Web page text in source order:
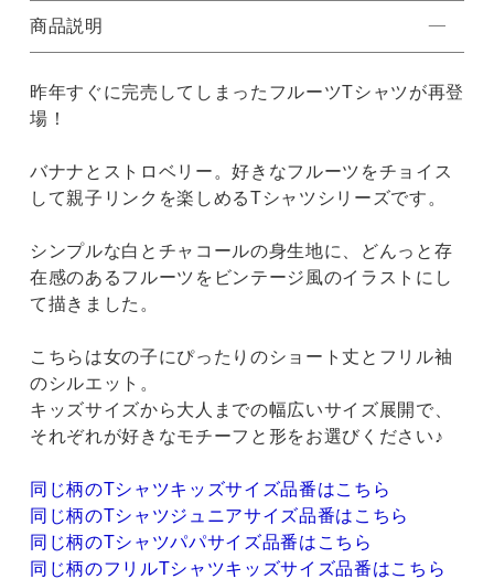
商品説明
昨年すぐに完売してしまったフルーツTシャツが再登
場！
バナナとストロベリー。好きなフルーツをチョイス
して親子リンクを楽しめるTシャツシリーズです。
シンプルな白とチャコールの身生地に、どんっと存
在感のあるフルーツをビンテージ風のイラストにし
て描きました。
こちらは女の子にぴったりのショート丈とフリル袖
のシルエット。
キッズサイズから大人までの幅広いサイズ展開で、
それぞれが好きなモチーフと形をお選びください♪
同じ柄のTシャツキッズサイズ品番はこちら
同じ柄のTシャツジュニアサイズ品番はこちら
同じ柄のTシャツパパサイズ品番はこちら
同じ柄のフリルTシャツキッズサイズ品番はこちら